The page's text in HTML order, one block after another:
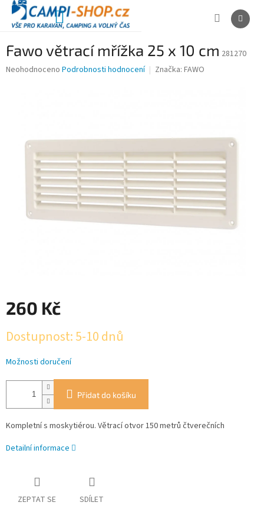
Přejít
obsah
NÁKUPNÍ
Fawo větrací mřížka 25 x 10 cm 281270
Průměrné
hvězdiček.
Neohodnoceno Podrobnosti hodnocení Značka: FAWO
260 Kč
cena:
Dostupnost: 5-10 dnů
Možnosti doručení
Přidat do košíku
Kompletní s moskytiérou. Větrací otvor 150 metrů čtverečních
Detailní informace
ZEPTAT SE SDÍLET